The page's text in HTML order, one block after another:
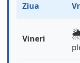
Ziua
Vineri